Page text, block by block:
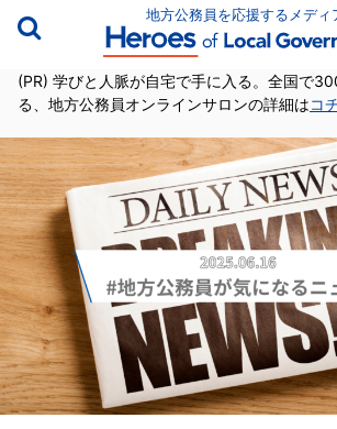
地方公務員を応援するメディ
(PR) 学びと人脈が自宅で手に入る。全国で
る、地方公務員オンラインサロンの詳細はコ